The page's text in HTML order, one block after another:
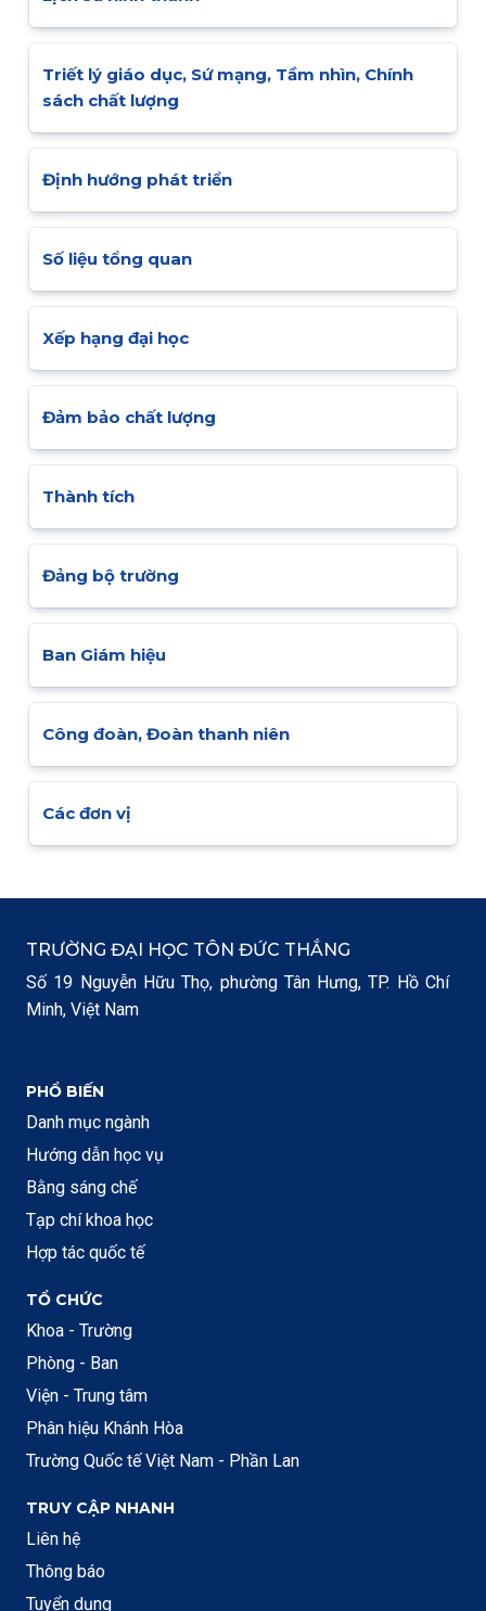
Triết lý giáo dục, Sứ mạng, Tầm nhìn, Chính
sách chất lượng
Định hướng phát triển
Số liệu tổng quan
Xếp hạng đại học
Đảm bảo chất lượng
Thành tích
Đảng bộ trường
Ban Giám hiệu
Công đoàn, Đoàn thanh niên
Các đơn vị
TRƯỜNG ĐẠI HỌC TÔN ĐỨC THẮNG
Số 19 Nguyễn Hữu Thọ, phường Tân Hưng, TP. Hồ Chí
Minh, Việt Nam
PHỔ BIẾN
Danh mục ngành
Hướng dẫn học vụ
Bằng sáng chế
Tạp chí khoa học
Hợp tác quốc tế
TỔ CHỨC
Khoa - Trường
Phòng - Ban
Viện - Trung tâm
Phân hiệu Khánh Hòa
Trường Quốc tế Việt Nam - Phần Lan
TRUY CẬP NHANH
Liên hệ
Thông báo
Tuyển dụng